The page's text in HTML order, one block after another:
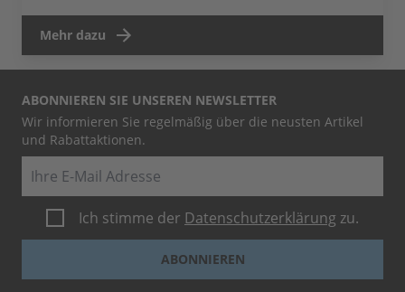
Mehr dazu
ABONNIEREN SIE UNSEREN NEWSLETTER
Wir informieren Sie regelmäßig über die neusten Artikel
und Rabattaktionen.
Ich stimme der Datenschutzerklärung zu.
ABONNIEREN